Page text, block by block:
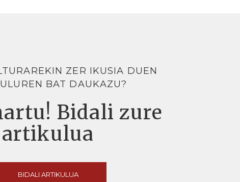
ZER IKUSIA DUEN
BAT DAUKAZU?
Bidali zure
artikulua
BIDALI ARTIKULUA